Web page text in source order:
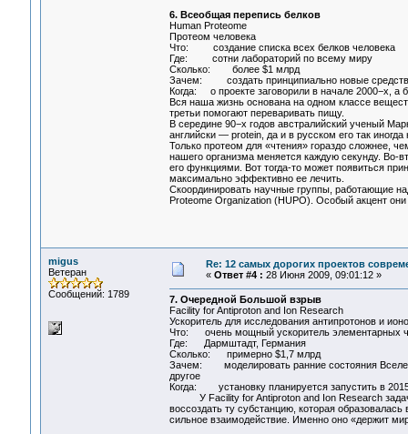
6. Всеобщая перепись белков
Human Proteome
Протеом человека
Что: создание списка всех белков человека
Где: сотни лабораторий по всему миру
Сколько: более $1 млрд
Зачем: создать принципиально новые средства
Когда: о проекте заговорили в начале 2000−х, а
Вся наша жизнь основана на одном классе
третьи помогают переваривать пищу.
В середине 90−х годов австралийский ученый
английски — protein, да и в русском его так
Только протеом для «чтения» гораздо сложнее,
нашего организма меняется каждую секунду. Во-
его функциями. Вот тогда-то может появиться
максимально эффективно ее лечить.
Скоординировать научные группы, работающие
Proteome Organization (HUPO). Особый акцент
migus
Ветеран
Сообщений: 1789
Re: 12 самых дорогих проектов
« Ответ #4 : 28 Июня 2009, 09:01:12 »
7. Очередной Большой взрыв
Facility for Antiproton and Ion Research
Ускоритель для исследования антипротонов и
Что: очень мощный ускоритель элементарных
Где: Дармштадт, Германия
Сколько: примерно $1,7 млрд
Зачем: моделировать ранние состояния
другое
Когда: установку планируется запустить в
У Facility for Antiproton and Ion Research
воссоздать ту субстанцию, которая
сильное взаимодействие. Именно оно «держит